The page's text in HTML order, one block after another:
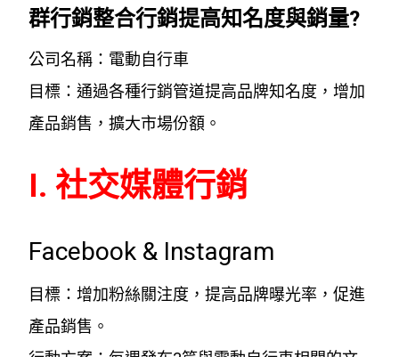
群行銷整合行銷提高知名度與銷量?
公司名稱：電動自行車
目標：通過各種行銷管道提高品牌知名度，增加
產品銷售，擴大市場份額。
I. 社交媒體行銷
Facebook & Instagram
目標：增加粉絲關注度，提高品牌曝光率，促進
產品銷售。